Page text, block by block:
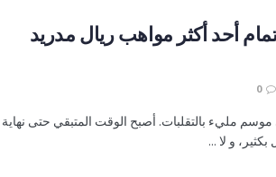
أحد أكثر مواهب ريال مدريد
0
مليء بالتقلبات. أصبح الوقت المتبقي حتى نهاية
بكثير، و لا ...